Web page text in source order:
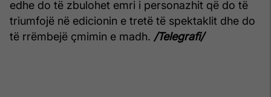
edhe do të zbulohet emri i personazhit që do të
triumfojë në edicionin e tretë të spektaklit dhe do
të rrëmbejë çmimin e madh. /Telegrafi/